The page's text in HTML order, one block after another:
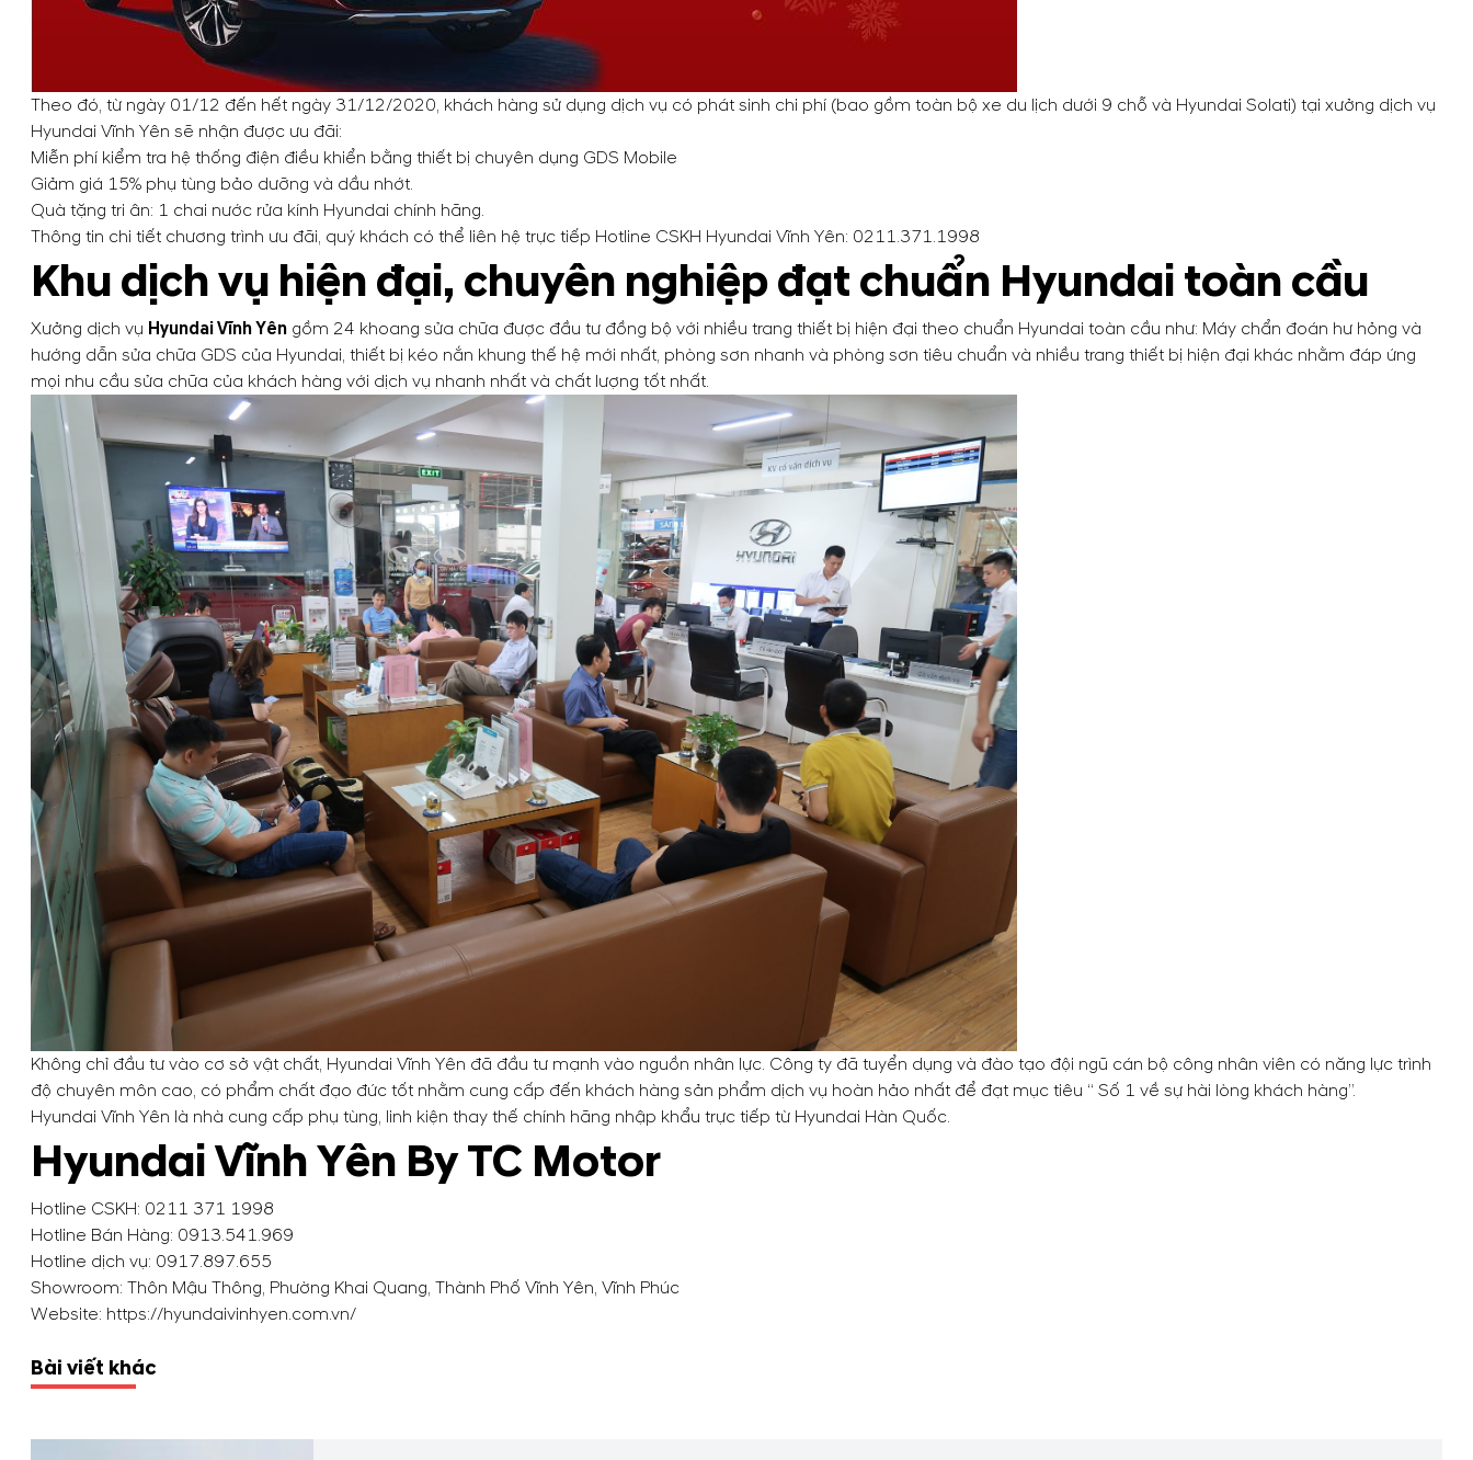
Theo đó, từ ngày 01/12 đến hết ngày 31/12/2020, khách hàng sử dụng dịch vụ có phát sinh chi phí (bao gồm toàn bộ xe du lịch dưới 9 chỗ và Hyundai Solati) tại xưởng dịch vụ
Hyundai Vĩnh Yên sẽ nhận được ưu đãi:
Miễn phí kiểm tra hệ thống điện điều khiển bằng thiết bị chuyên dụng GDS Mobile
Giảm giá 15% phụ tùng bảo dưỡng và dầu nhớt.
Quà tặng tri ân: 1 chai nước rửa kính Hyundai chính hãng.
Thông tin chi tiết chương trình ưu đãi, quý khách có thể liên hệ trực tiếp Hotline CSKH Hyundai Vĩnh Yên: 0211.371.1998
Khu dịch vụ hiện đại, chuyên nghiệp đạt chuẩn Hyundai toàn cầu
Xưởng dịch vụ Hyundai Vĩnh Yên gồm 24 khoang sửa chữa được đầu tư đồng bộ với nhiều trang thiết bị hiện đại theo chuẩn Hyundai toàn cầu như: Máy chẩn đoán hư hỏng và
hướng dẫn sửa chữa GDS của Hyundai, thiết bị kéo nắn khung thế hệ mới nhất, phòng sơn nhanh và phòng sơn tiêu chuẩn và nhiều trang thiết bị hiện đại khác nhằm đáp ứng
mọi nhu cầu sửa chữa của khách hàng với dịch vụ nhanh nhất và chất lượng tốt nhất.
Không chỉ đầu tư vào cơ sở vật chất, Hyundai Vĩnh Yên đã đầu tư mạnh vào nguồn nhân lực. Công ty đã tuyển dụng và đào tạo đội ngũ cán bộ công nhân viên có năng lực trình
độ chuyên môn cao, có phẩm chất đạo đức tốt nhằm cung cấp đến khách hàng sản phẩm dịch vụ hoàn hảo nhất để đạt mục tiêu “ Số 1 về sự hài lòng khách hàng”.
Hyundai Vĩnh Yên là nhà cung cấp phụ tùng, linh kiện thay thế chính hãng nhập khẩu trực tiếp từ Hyundai Hàn Quốc.
Hyundai Vĩnh Yên By TC Motor
Hotline CSKH: 0211 371 1998
Hotline Bán Hàng: 0913.541.969
Hotline dịch vụ: 0917.897.655
Showroom: Thôn Mậu Thông, Phường Khai Quang, Thành Phố Vĩnh Yên, Vĩnh Phúc
Website: https://hyundaivinhyen.com.vn/
Bài viết khác